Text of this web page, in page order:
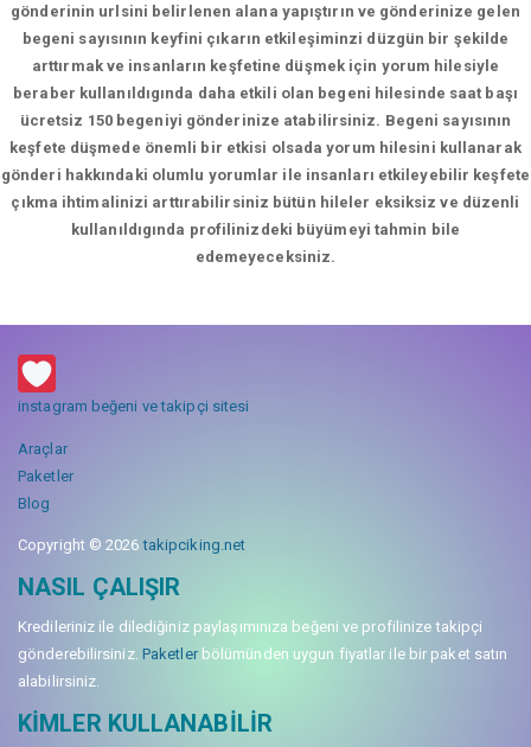
gönderinin urlsini belirlenen alana yapıştırın ve gönderinize gelen
begeni sayısının keyfini çıkarın etkileşiminzi düzgün bir şekilde
arttırmak ve insanların keşfetine düşmek için yorum hilesiyle
beraber kullanıldıgında daha etkili olan begeni hilesinde saat başı
ücretsiz 150 begeniyi gönderinize atabilirsiniz. Begeni sayısının
keşfete düşmede önemli bir etkisi olsada yorum hilesini kullanarak
gönderi hakkındaki olumlu yorumlar ile insanları etkileyebilir keşfete
çıkma ihtimalinizi arttırabilirsiniz bütün hileler eksiksiz ve düzenli
kullanıldıgında profilinizdeki büyümeyi tahmin bile
edemeyeceksiniz.
instagram beğeni ve takipçi sitesi
Araçlar
Paketler
Blog
Copyright © 2026takipciking.net
NASIL ÇALIŞIR
Kredileriniz ile dilediğiniz paylaşımınıza beğeni ve profilinize takipçi
gönderebilirsiniz. Paketlerbölümünden uygun fiyatlar ile bir paket satın
alabilirsiniz.
KIMLER KULLANABILIR